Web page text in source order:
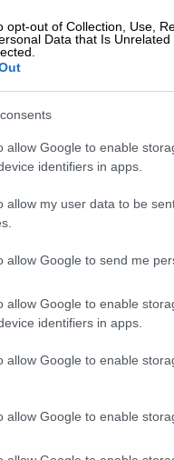
opt-out of Collection, Use,
Data that Is
allow Google to enable
identifiers in apps.
allow my user data to be
allow Google to send me
allow Google to enable
identifiers in apps.
allow Google to enable
allow Google to enable
GBL:
ψυχωμένο
ανανεωμένο
Παλατάκι
Ντέρμπι από
League
Ελλάδα
της Αίγινας
περιστατικού